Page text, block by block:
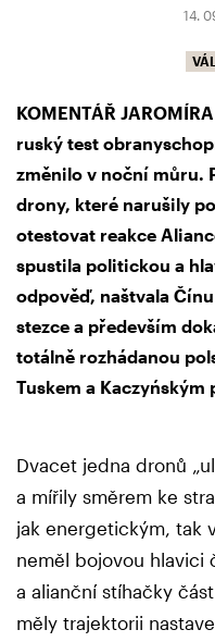
14.
KOMENTÁŘ
ruský test
změnilo v noční můru.
drony, které narušily
otestovat reakce
spustila politickou a
odpověď, naštvala
stezce a především
totálně rozhádanou
Tuskem a
Dvacet jedna dronů
a mířily směrem ke
jak energetickým, tak
neměl bojovou hlavici
a alianční stíhačky
měly trajektorii